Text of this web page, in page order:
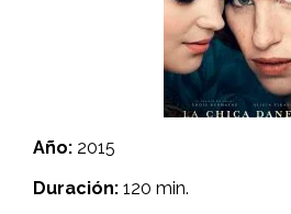
Año: 2015
Duración: 120 min.